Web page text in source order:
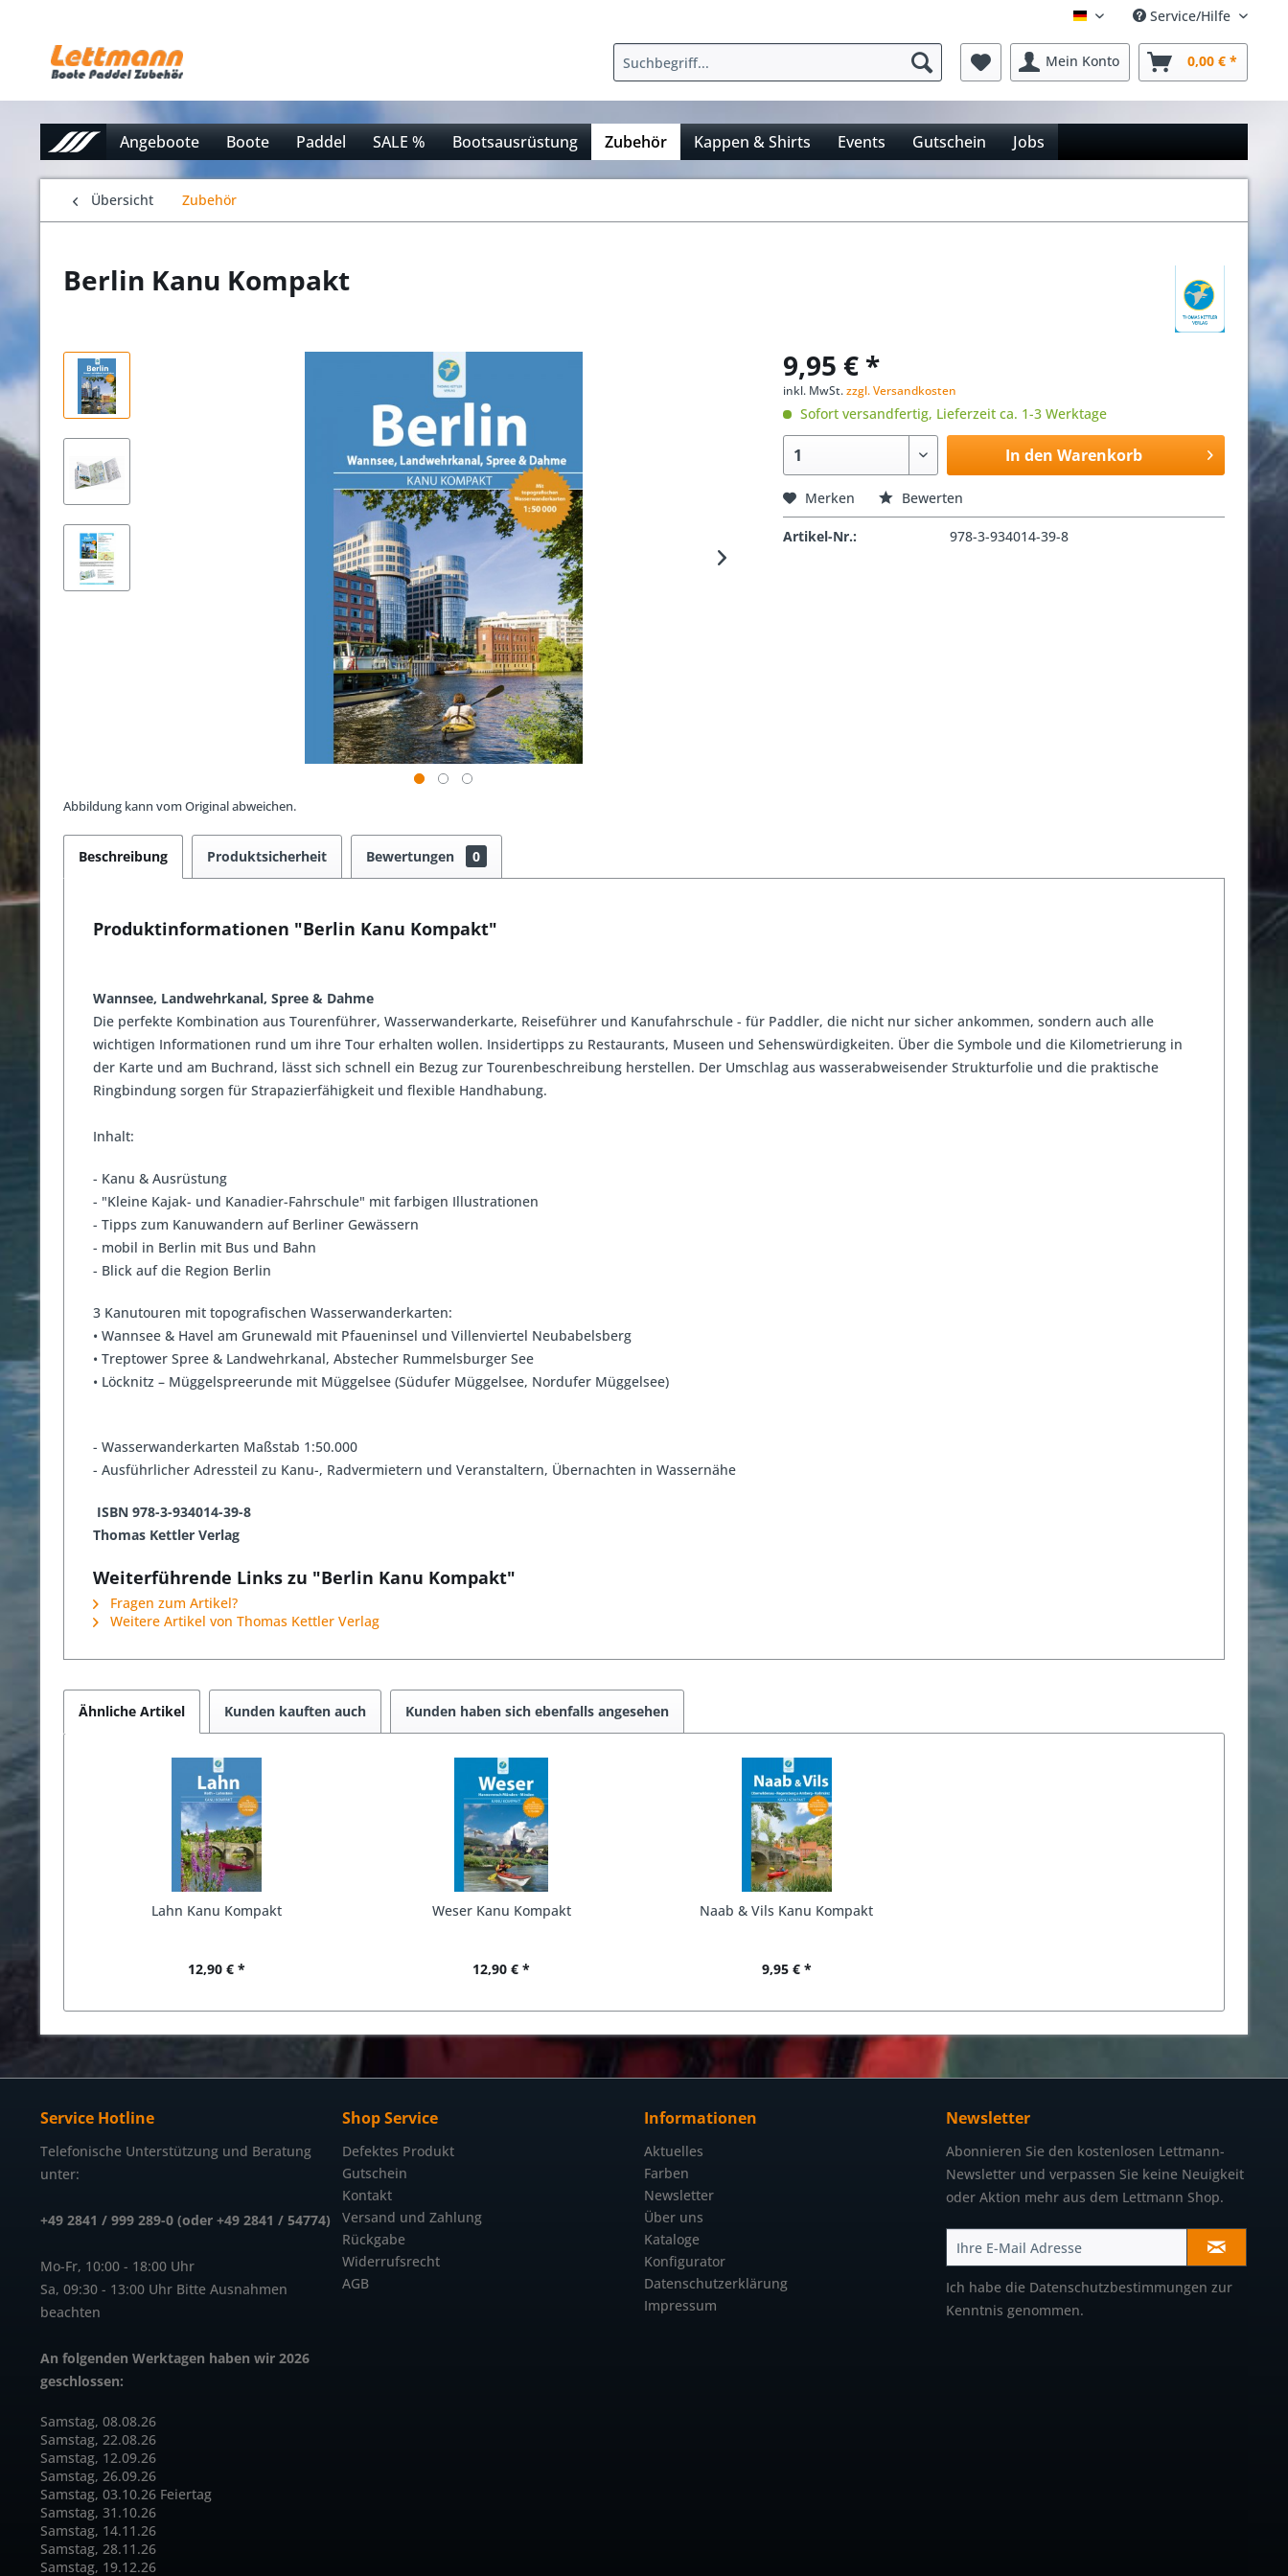
Deutsch Service/Hilfe
Mein Konto 0,00 € *
Angeboote Boote Paddel SALE % Bootsausrüstung Zubehör Kappen & Shirts Events Gutschein Jobs
Übersicht Zubehör
Berlin Kanu Kompakt
Abbildung kann vom Original abweichen.
9,95 € *
inkl. MwSt.zzgl. Versandkosten
Sofort versandfertig, Lieferzeit ca. 1-3 Werktage
In den Warenkorb
Merken Bewerten
Artikel-Nr.: 978-3-934014-39-8
Beschreibung Produktsicherheit Bewertungen 0
Produktinformationen "Berlin Kanu Kompakt"
Wannsee, Landwehrkanal, Spree & Dahme
Die perfekte Kombination aus Tourenführer, Wasserwanderkarte, Reiseführer und Kanufahrschule - für Paddler, die nicht nur sicher ankommen, sondern auch alle
wichtigen Informationen rund um ihre Tour erhalten wollen. Insidertipps zu Restaurants, Museen und Sehenswürdigkeiten. Über die Symbole und die Kilometrierung in
der Karte und am Buchrand, lässt sich schnell ein Bezug zur Tourenbeschreibung herstellen. Der Umschlag aus wasserabweisender Strukturfolie und die praktische
Ringbindung sorgen für Strapazierfähigkeit und flexible Handhabung.
Inhalt:
- Kanu & Ausrüstung
- "Kleine Kajak- und Kanadier-Fahrschule" mit farbigen Illustrationen
- Tipps zum Kanuwandern auf Berliner Gewässern
- mobil in Berlin mit Bus und Bahn
- Blick auf die Region Berlin
3 Kanutouren mit topografischen Wasserwanderkarten:
• Wannsee & Havel am Grunewald mit Pfaueninsel und Villenviertel Neubabelsberg
• Treptower Spree & Landwehrkanal, Abstecher Rummelsburger See
• Löcknitz – Müggelspreerunde mit Müggelsee (Südufer Müggelsee, Nordufer Müggelsee)
- Wasserwanderkarten Maßstab 1:50.000
- Ausführlicher Adressteil zu Kanu-, Radvermietern und Veranstaltern, Übernachten in Wassernähe
ISBN 978-3-934014-39-8
Thomas Kettler Verlag
Weiterführende Links zu "Berlin Kanu Kompakt"
Fragen zum Artikel?
Weitere Artikel von Thomas Kettler Verlag
Ähnliche Artikel Kunden kauften auch Kunden haben sich ebenfalls angesehen
Lahn Kanu Kompakt
12,90 € *
Weser Kanu Kompakt
12,90 € *
Naab & Vils Kanu Kompakt
9,95 € *
Service Hotline
Telefonische Unterstützung und Beratung
unter:
+49 2841 / 999 289-0 (oder +49 2841 / 54774)
Mo-Fr, 10:00 - 18:00 Uhr
Sa, 09:30 - 13:00 Uhr Bitte Ausnahmen
beachten
An folgenden Werktagen haben wir 2026
geschlossen:
Samstag, 08.08.26
Samstag, 22.08.26
Samstag, 12.09.26
Samstag, 26.09.26
Samstag, 03.10.26 Feiertag
Samstag, 31.10.26
Samstag, 14.11.26
Samstag, 28.11.26
Samstag, 19.12.26
Shop Service
Defektes Produkt
Gutschein
Kontakt
Versand und Zahlung
Rückgabe
Widerrufsrecht
AGB
Informationen
Aktuelles
Farben
Newsletter
Über uns
Kataloge
Konfigurator
Datenschutzerklärung
Impressum
Newsletter
Abonnieren Sie den kostenlosen Lettmann-
Newsletter und verpassen Sie keine Neuigkeit
oder Aktion mehr aus dem Lettmann Shop.
Ich habe die Datenschutzbestimmungen zur
Kenntnis genommen.